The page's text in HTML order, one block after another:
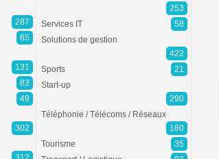
287
65
131
83
49
302
253
Services IT
58
Solutions de gestion
422
Sports
21
Start-up
290
Téléphonie / Télécoms / Réseaux
180
Tourisme
35